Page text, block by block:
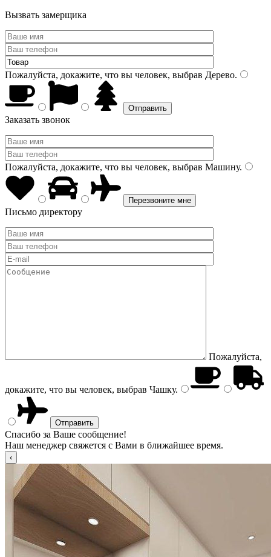
Вызвать замерщика
Пожалуйста, докажите, что вы человек, выбрав Дерево.
Заказать звонок
Пожалуйста, докажите, что вы человек, выбрав Машину.
Письмо директору
Пожалуйста,
докажите, что вы человек, выбрав Чашку.
Спасибо за Ваше сообщение!
Наш менеджер свяжется с Вами в ближайшее время.